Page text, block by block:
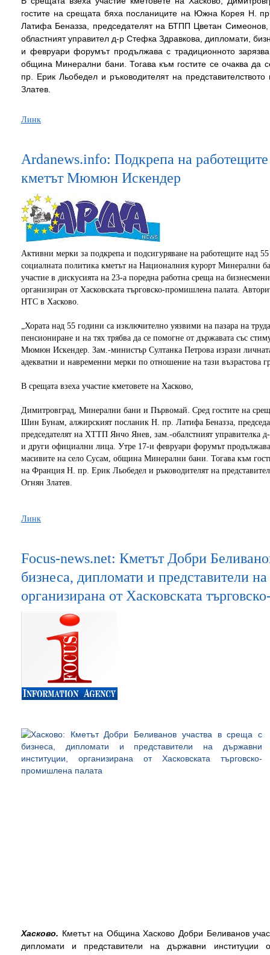
гостите на срещата бяха посланиците на Южна Корея Н.
Латифа Беназза, председателят на БТПП Цветан
областният управител д-р Стефка Здравкова, дипломати,
и февруари форумът продължава с традиционното
община Минерални бани. Тогава към гостите се очаква да
пр. Ерик Льобедел и ръководителят на
Златев.
Линк
Аrdanews.info: Подкрепа на
кметът Мюмюн Искендер
Активни мерки за подкрепа и подсигуряване на работещите над
социалната политика кметът на Националния курорт Минерални
участие в дискусията на 23-а поредна работна среща на
организиран от Хасковската търговско-промишлена палата.
НТС в Хасково.
„Хората над 55 години са изключително уязвими на пазара на
пенсиониране и на тях трябва да се помогне от държавата със
Мюмюн Искендер. Зам.-министър Султанка Петрова изрази
адекватни и навременни мерки по отношение на тази възрастова
В срещата взеха участие кметовете на Хасково,
Димитровград, Минерални бани и Първомай. Сред гостите на
Шин Бунам, алжирският посланик Н. пр. Латифа Беназза,
председателят на ХТТП Янчо Янев, зам.-обалстният управителка
и други официални лица. Утре 17-и февруари форумът продължава
масивите на село Сусам, община Минерални бани. Тогава към
на Франция Н. пр. Ерик Льобедел и ръководителят на
Огнян Златев.
Линк
Focus-news.net: Кметът Добри
бизнеса, дипломати и представители
организирана от Хасковската
Хасково. Кметът на Община Хасково Добри Беливанов
дипломати и представители на държавни институции